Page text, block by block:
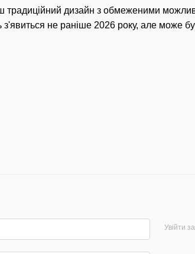
традиційний дизайн з обмеженими
з'явиться не раніше 2026 року, але може
Увійти